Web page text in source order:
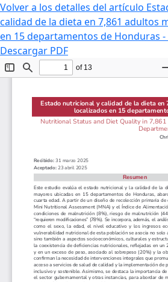
Volver a los detalles del artículo
calidad de la dieta en 7,861 adultos
en 15 departamentos de Honduras -
Descargar PDF